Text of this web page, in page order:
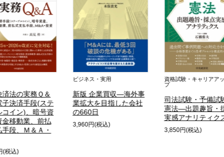
業買収―海外事
を目指した会社
日
(税込)
資格試験・キャリアアッ
司法試験・予備試験
憲法―出題趣旨・採点
実感アナリティクス
ビジネス・実用
ＩＰＯ準備企業
統制のリアル―内
査人「汐田はるか
挑戦
2,970円(税込)